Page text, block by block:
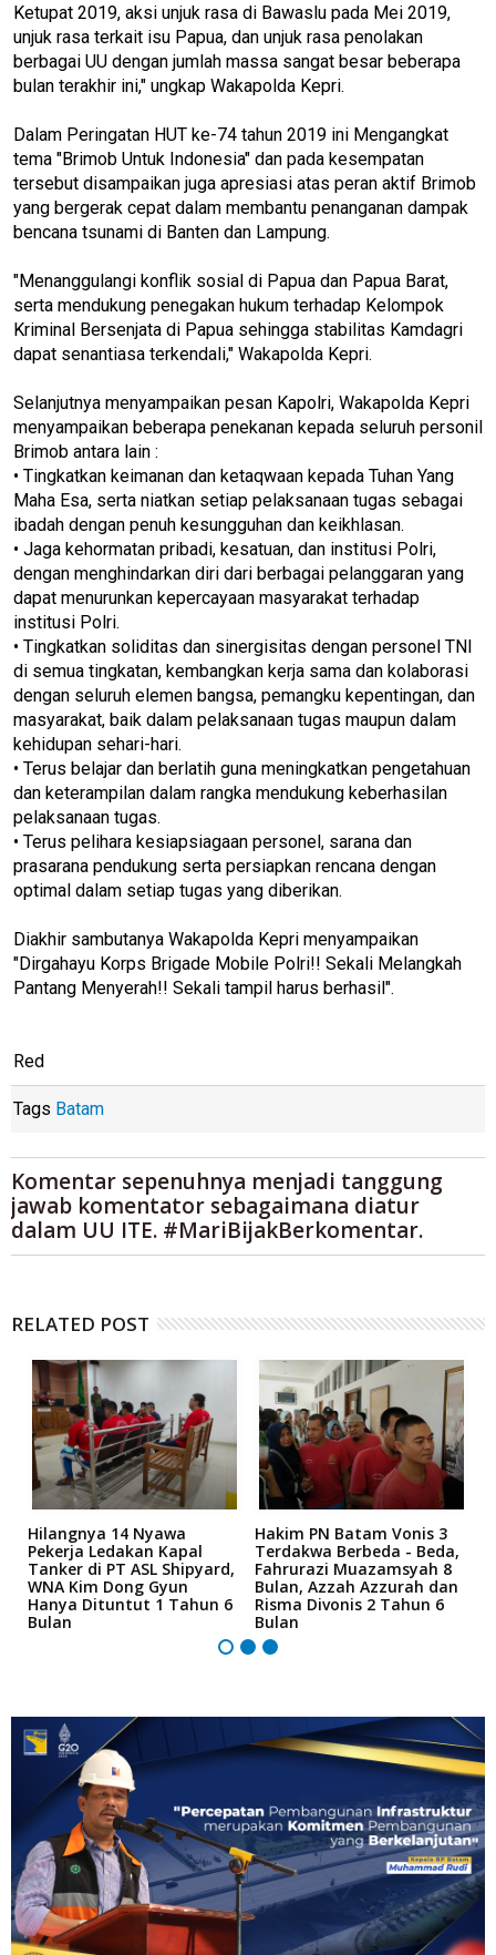
Ketupat 2019, aksi unjuk rasa di Bawaslu pada Mei 2019,
unjuk rasa terkait isu Papua, dan unjuk rasa penolakan
berbagai UU dengan jumlah massa sangat besar beberapa
bulan terakhir ini," ungkap Wakapolda Kepri.
Dalam Peringatan HUT ke-74 tahun 2019 ini Mengangkat
tema "Brimob Untuk Indonesia" dan pada kesempatan
tersebut disampaikan juga apresiasi atas peran aktif Brimob
yang bergerak cepat dalam membantu penanganan dampak
bencana tsunami di Banten dan Lampung.
"Menanggulangi konflik sosial di Papua dan Papua Barat,
serta mendukung penegakan hukum terhadap Kelompok
Kriminal Bersenjata di Papua sehingga stabilitas Kamdagri
dapat senantiasa terkendali," Wakapolda Kepri.
Selanjutnya menyampaikan pesan Kapolri, Wakapolda Kepri
menyampaikan beberapa penekanan kepada seluruh personil
Brimob antara lain :
• Tingkatkan keimanan dan ketaqwaan kepada Tuhan Yang
Maha Esa, serta niatkan setiap pelaksanaan tugas sebagai
ibadah dengan penuh kesungguhan dan keikhlasan.
• Jaga kehormatan pribadi, kesatuan, dan institusi Polri,
dengan menghindarkan diri dari berbagai pelanggaran yang
dapat menurunkan kepercayaan masyarakat terhadap
institusi Polri.
• Tingkatkan soliditas dan sinergisitas dengan personel TNI
di semua tingkatan, kembangkan kerja sama dan kolaborasi
dengan seluruh elemen bangsa, pemangku kepentingan, dan
masyarakat, baik dalam pelaksanaan tugas maupun dalam
kehidupan sehari-hari.
• Terus belajar dan berlatih guna meningkatkan pengetahuan
dan keterampilan dalam rangka mendukung keberhasilan
pelaksanaan tugas.
• Terus pelihara kesiapsiagaan personel, sarana dan
prasarana pendukung serta persiapkan rencana dengan
optimal dalam setiap tugas yang diberikan.
Diakhir sambutanya Wakapolda Kepri menyampaikan
"Dirgahayu Korps Brigade Mobile Polri!! Sekali Melangkah
Pantang Menyerah!! Sekali tampil harus berhasil".
Red
Tags Batam
Komentar sepenuhnya menjadi tanggung
jawab komentator sebagaimana diatur
dalam UU ITE. #MariBijakBerkomentar.
RELATED POST
Hilangnya 14 Nyawa
Pekerja Ledakan Kapal
Tanker di PT ASL Shipyard,
WNA Kim Dong Gyun
Hanya Dituntut 1 Tahun 6
Bulan
Hakim PN Batam Vonis 3
Terdakwa Berbeda - Beda,
Fahrurazi Muazamsyah 8
Bulan, Azzah Azzurah dan
Risma Divonis 2 Tahun 6
Bulan